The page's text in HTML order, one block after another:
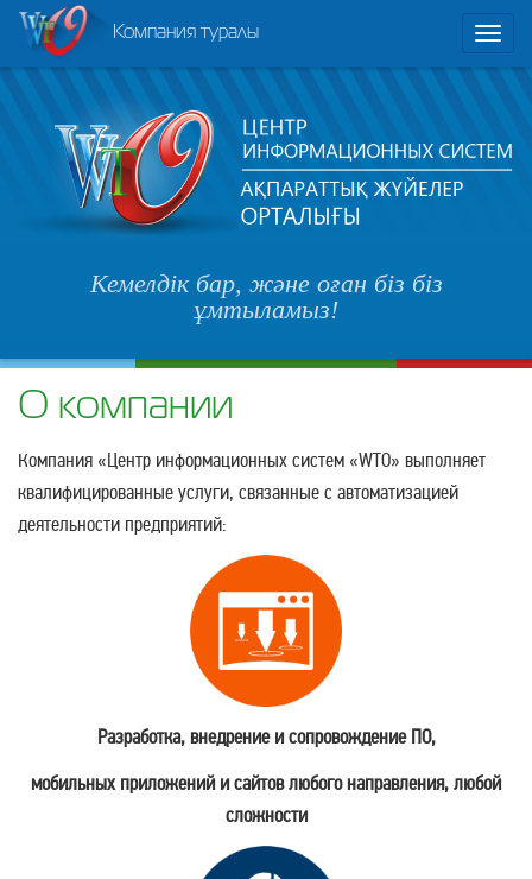
Компания туралы
Кемелдік бар, және оған біз біз
ұмтыламыз!
О компании
Компания «Центр информационных систем «WTO» выполняет
квалифицированные услуги, связанные с автоматизацией
деятельности предприятий:
Разработка, внедрение и сопровождение ПО,
мобильных приложений и сайтов любого направления, любой
сложности